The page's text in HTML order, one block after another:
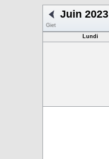
Juin 2023
Giet
Lundi